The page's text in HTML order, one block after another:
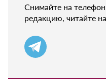
Снимайте на
редакцию, читайте